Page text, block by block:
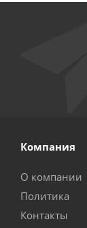
Компания
О компании
Политика
Контакты